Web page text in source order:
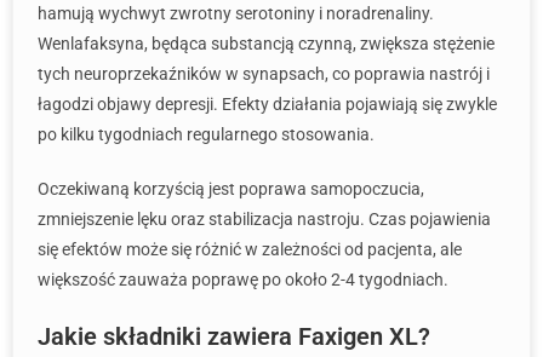
hamują wychwyt zwrotny serotoniny i noradrenaliny.
Wenlafaksyna, będąca substancją czynną, zwiększa stężenie
tych neuroprzekaźników w synapsach, co poprawia nastrój i
łagodzi objawy depresji. Efekty działania pojawiają się zwykle
po kilku tygodniach regularnego stosowania.
Oczekiwaną korzyścią jest poprawa samopoczucia,
zmniejszenie lęku oraz stabilizacja nastroju. Czas pojawienia
się efektów może się różnić w zależności od pacjenta, ale
większość zauważa poprawę po około 2-4 tygodniach.
Jakie składniki zawiera Faxigen XL?